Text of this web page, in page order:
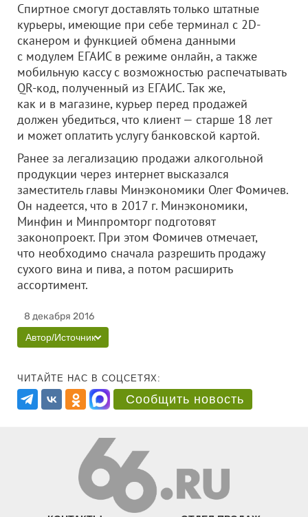
Спиртное смогут доставлять только штатные
курьеры, имеющие при себе терминал с 2D-
сканером и функцией обмена данными
с модулем ЕГАИС в режиме онлайн, а также
мобильную кассу с возможностью распечатывать
QR-код, полученный из ЕГАИС. Так же,
как и в магазине, курьер перед продажей
должен убедиться, что клиент — старше 18 лет
и может оплатить услугу банковской картой.
Ранее за легализацию продажи алкогольной
продукции через интернет высказался
заместитель главы Минэкономики Олег Фомичев.
Он надеется, что в 2017 г. Минэкономики,
Минфин и Минпромторг подготовят
законопроект. При этом Фомичев отмечает,
что необходимо сначала разрешить продажу
сухого вина и пива, а потом расширить
ассортимент.
8 декабря 2016
Автор/Источник
ЧИТАЙТЕ НАС В СОЦСЕТЯХ:
Сообщить новость